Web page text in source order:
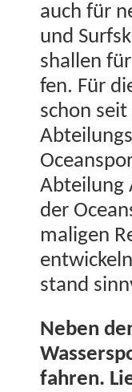
auch für
und
shallen
fen. Für
schon
Abteilung
der
ma­li­gen
stand
Neben
fahren.